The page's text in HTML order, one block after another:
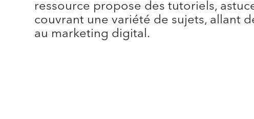
ressource propose des tutoriels,
couvrant une variété de sujets, allant
au marketing digital.